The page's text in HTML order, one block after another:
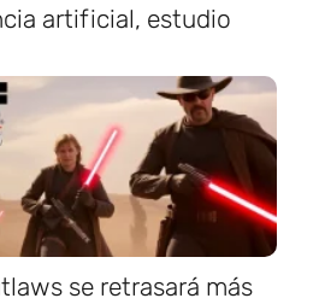
artificial, estudio
se retrasará más